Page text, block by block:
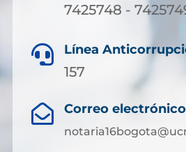
7425748 -
 Línea
157
 Correo